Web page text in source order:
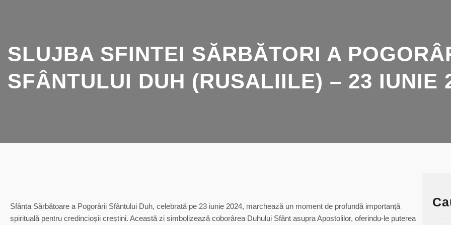
SLUJBA SFINTEI SĂRBĂTORI A
SFÂNTULUI DUH (RUSALIILE) – 23 IUNIE
Sfânta Sărbătoare a Pogorârii Sfântului Duh, celebrată pe 23 iunie 2024, marchează un moment de profundă importanță
spirituală pentru credincioșii creștini. Această zi simbolizează coborârea Duhului Sfânt asupra Apostolilor, oferindu-le puterea